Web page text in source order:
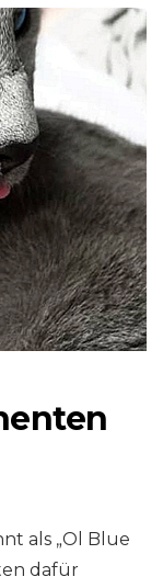
als „Ol Blue
dafür